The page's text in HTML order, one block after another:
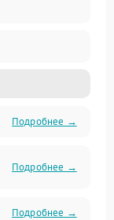
Подробнее →
Подробнее →
Подробнее →